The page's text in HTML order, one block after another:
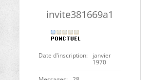
invite381669a1
Date d'inscription
janvier
1970